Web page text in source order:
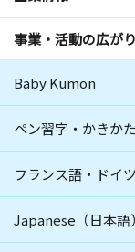
事業・活動の広がり
Baby Kumon
ペン習字・かきか
フランス語・ドイ
Japanese（日本語）